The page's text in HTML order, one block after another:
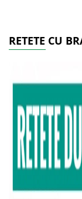
RETETE CU